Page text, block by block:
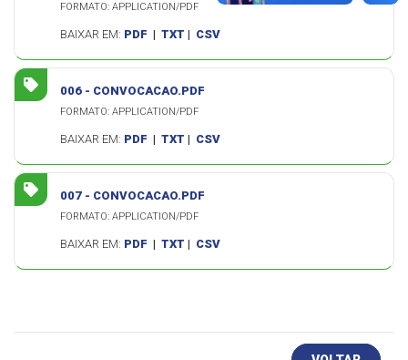
FORMATO: APPLICATION/PDF
BAIXAR EM: PDF | TXT | CSV
006 - CONVOCACAO.PDF
FORMATO: APPLICATION/PDF
BAIXAR EM: PDF | TXT | CSV
007 - CONVOCACAO.PDF
FORMATO: APPLICATION/PDF
BAIXAR EM: PDF | TXT | CSV